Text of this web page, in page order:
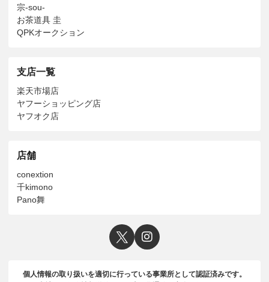
宗-sou-
お茶道具 圭
QPKオークション
支店一覧
楽天市場店
ヤフーショッピング店
ヤフオク店
店舗
conextion
千kimono
Pano舞
個人情報の取り扱いを適切に行っている事業所として認証済みです。